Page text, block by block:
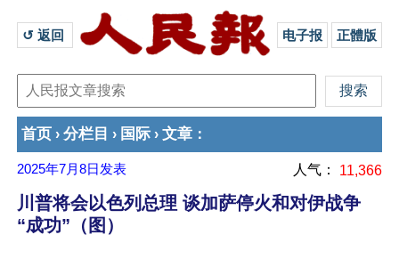
↺ 返回 电子报 正體版
首页 › 分栏目 › 国际 › 文章 ：
2025年7月8日 发表 人气： 11,366
川普将会以色列总理 谈加萨停火和对伊战争
“成功”（图）